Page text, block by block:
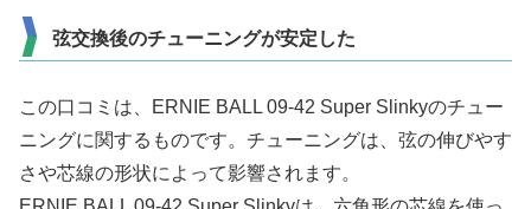
弦交換後のチューニングが安定した
この口コミは、ERNIE BALL 09-42 Super Slinkyのチュー
ニングに関するものです。チューニングは、弦の伸びやす
さや芯線の形状によって影響されます。